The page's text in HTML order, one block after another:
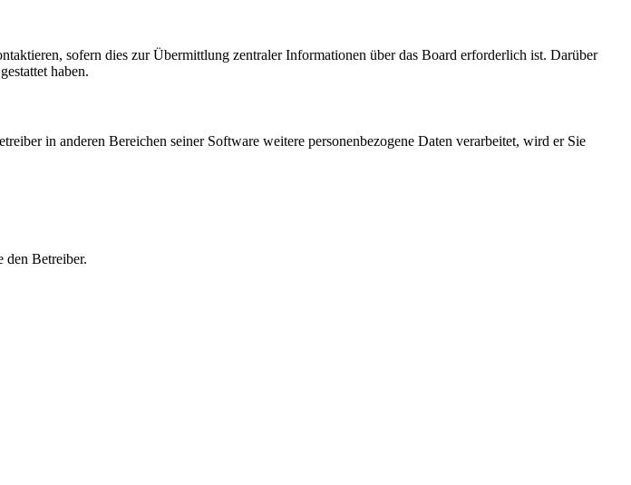
sofern dies zur Übermittlung zentraler Informationen über das Board erforderlich ist. Darüber
haben.
in anderen Bereichen seiner Software weitere personenbezogene Daten verarbeitet, wird er Sie
den Betreiber.